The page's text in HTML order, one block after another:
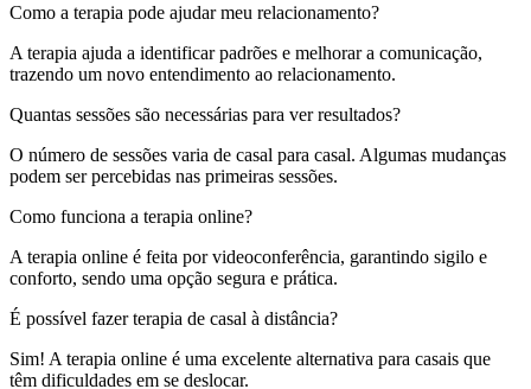
Como a terapia pode ajudar meu relacionamento?
A terapia ajuda a identificar padrões e melhorar a comunicação,
trazendo um novo entendimento ao relacionamento.
Quantas sessões são necessárias para ver resultados?
O número de sessões varia de casal para casal. Algumas mudanças
podem ser percebidas nas primeiras sessões.
Como funciona a terapia online?
A terapia online é feita por videoconferência, garantindo sigilo e
conforto, sendo uma opção segura e prática.
É possível fazer terapia de casal à distância?
Sim! A terapia online é uma excelente alternativa para casais que
têm dificuldades em se deslocar.